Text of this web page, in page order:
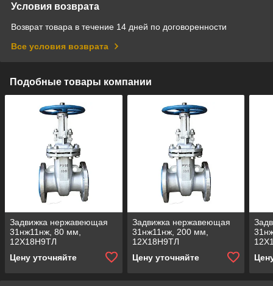
Условия возврата
Возврат товара в течение 14 дней по договоренности
Все условия возврата
Подобные товары компании
Задвижка нержавеющая
31нж11нж, 80 мм,
12Х18Н9ТЛ
Цену уточняйте
Задвижка нержавеющая
31нж11нж, 200 мм,
12Х18Н9ТЛ
Цену уточняйте